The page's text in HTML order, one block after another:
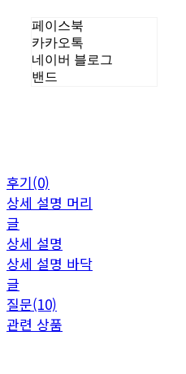
페이스북
카카오톡
네이버 블로그
밴드
후기(0)
상세 설명 머리
글
상세 설명
상세 설명 바닥
글
질문(10)
관련 상품